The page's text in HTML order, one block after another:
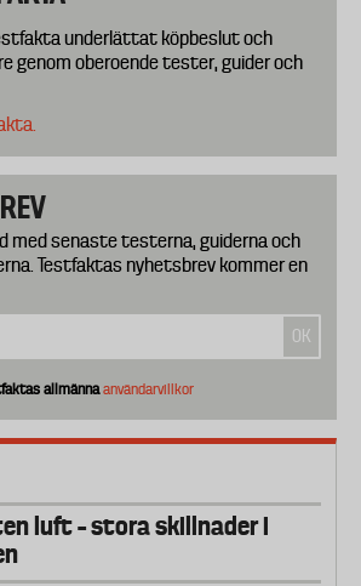
underlättat köpbeslut och
genom oberoende tester, guider och
med senaste testerna, guiderna och
Testfaktas nyhetsbrev kommer en
allmännaanvändarvillkor
luft – stora skillnader i